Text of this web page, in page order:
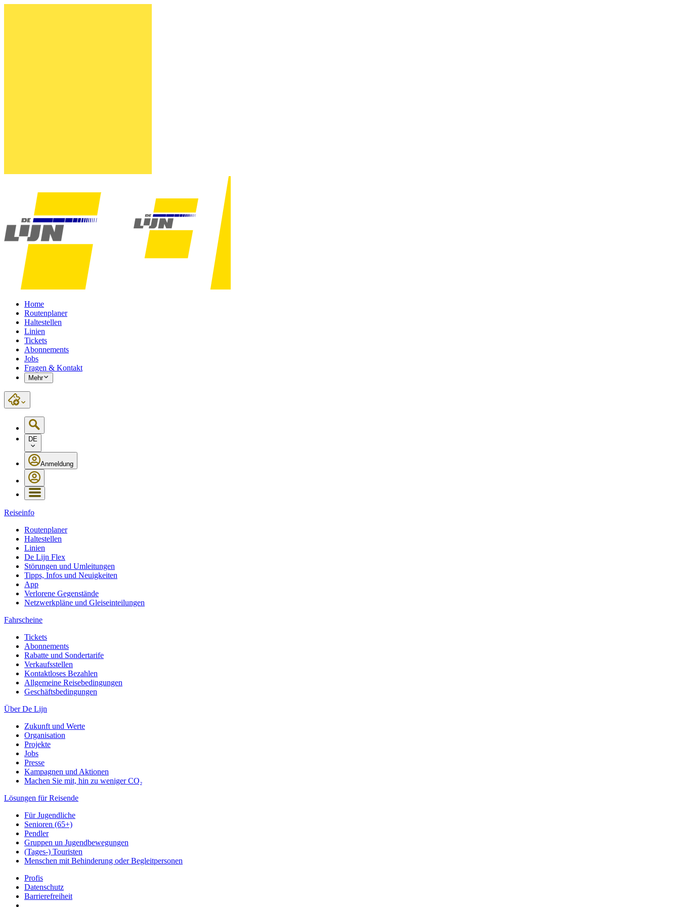
Home
Routenplaner
Haltestellen
Linien
Tickets
Abonnements
Jobs
Fragen & Kontakt
Mehr
DE
Anmeldung
Reiseinfo
Routenplaner
Haltestellen
Linien
De Lijn Flex
Störungen und Umleitungen
Tipps, Infos und Neuigkeiten
App
Verlorene Gegenstände
Netzwerkpläne und Gleiseinteilungen
Fahrscheine
Tickets
Abonnements
Rabatte und Sondertarife
Verkaufsstellen
Kontaktloses Bezahlen
Allgemeine Reisebedingungen
Geschäftsbedingungen
Über De Lijn
Zukunft und Werte
Organisation
Projekte
Jobs
Presse
Kampagnen und Aktionen
Machen Sie mit, hin zu weniger CO₂
Lösungen für Reisende
Für Jugendliche
Senioren (65+)
Pendler
Gruppen un Jugendbewegungen
(Tages-) Touristen
Menschen mit Behinderung oder Begleitpersonen
Profis
Datenschutz
Barrierefreiheit